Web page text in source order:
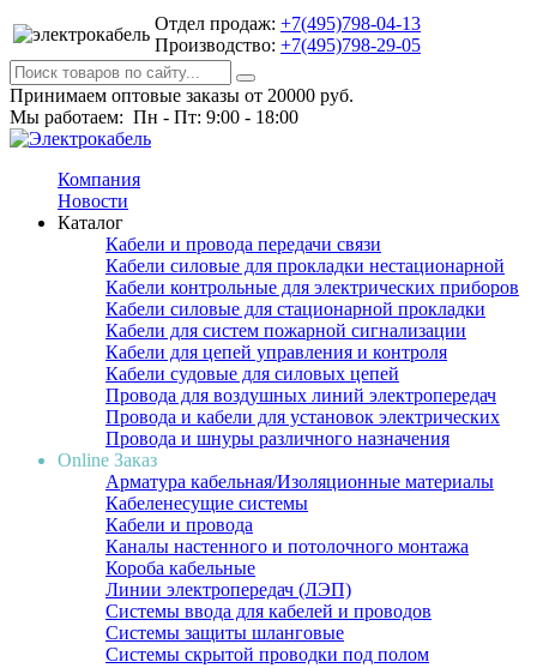
Отдел продаж: +7(495)798-04-13
Производство: +7(495)798-29-05
Принимаем оптовые заказы от 20000 руб.
Мы работаем: Пн - Пт: 9:00 - 18:00
Компания
Новости
Каталог
Кабели и провода передачи связи
Кабели силовые для прокладки нестационарной
Кабели контрольные для электрических приборов
Кабели силовые для стационарной прокладки
Кабели для систем пожарной сигнализации
Кабели для цепей управления и контроля
Кабели судовые для силовых цепей
Провода для воздушных линий электропередач
Провода и кабели для установок электрических
Провода и шнуры различного назначения
Online Заказ
Арматура кабельная/Изоляционные материалы
Кабеленесущие системы
Кабели и провода
Каналы настенного и потолочного монтажа
Короба кабельные
Линии электропередач (ЛЭП)
Системы ввода для кабелей и проводов
Системы защиты шланговые
Системы скрытой проводки под полом